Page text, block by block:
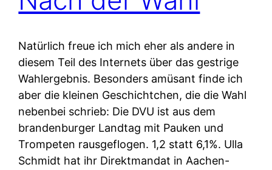
Natürlich freue ich mich eher als andere in
diesem Teil des Internets über das gestrige
Wahlergebnis. Besonders amüsant finde ich
aber die kleinen Geschichtchen, die die Wahl
nebenbei schrieb: Die DVU ist aus dem
brandenburger Landtag mit Pauken und
Trompeten rausgeflogen. 1,2 statt 6,1%. Ulla
Schmidt hat ihr Direktmandat in Aachen-